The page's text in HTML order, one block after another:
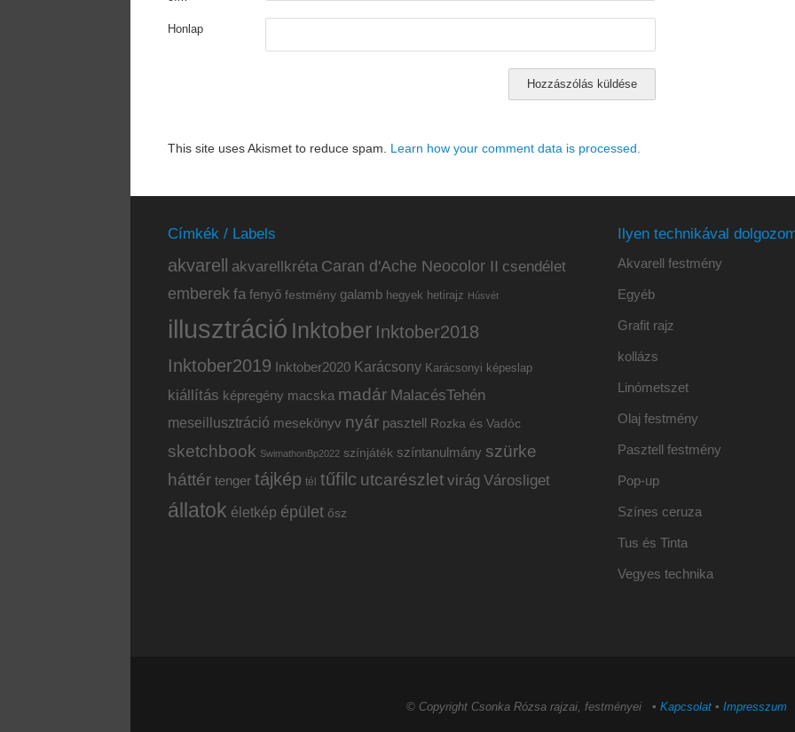
Honlap
This site uses Akismet to reduce spam. Learn how your comment data is processed.
Címkék / Labels
akvarell akvarellkréta Caran d'Ache Neocolor II csendélet
emberek fa fenyő festmény galamb hegyek hetirajz Húsvét
illusztráció Inktober Inktober2018
Inktober2019 Inktober2020 Karácsony Karácsonyi képeslap
kiállítás képregény macska madár MalacésTehén
meseillusztráció mesekönyv nyár pasztell Rozka és Vadóc
sketchbook SwimathonBp2022 színjáték színtanulmány szürke
háttér tenger tájkép tél tűfilc utcarészlet virág Városliget
állatok életkép épület ősz
Ilyen technikával
Akvarell festmény
Egyéb
Grafit rajz
kollázs
Linómetszet
Olaj festmény
Pasztell festmény
Pop-up
Színes ceruza
Tus és Tinta
Vegyes technika
© Copyright Csonka Rózsa rajzai, festményei ▪ Kapcsolat▪ Impresszum